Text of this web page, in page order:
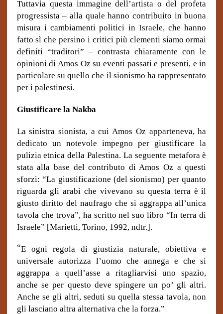
Tuttavia questa immagine dell’artista o del profeta
progressista – alla quale hanno contribuito in buona
misura i cambiamenti politici in Israele, che hanno
fatto sì che persino i critici più clementi siamo ormai
definiti “traditori” – contrasta chiaramente con le
opinioni di Amos Oz su eventi passati e presenti, e in
particolare su quello che il sionismo ha rappresentato
per i palestinesi.
Giustificare la Nakba
La sinistra sionista, a cui Amos Oz apparteneva, ha
dedicato un notevole impegno per giustificare la
pulizia etnica della Palestina. La seguente metafora è
stata alla base del contributo di Amos Oz a questi
sforzi: “La giustificazione (del sionismo) per quanto
riguarda gli arabi che vivevano su questa terra è il
giusto diritto del naufrago che si aggrappa all’unica
tavola che trova”, ha scritto nel suo libro “In terra di
Israele” [Marietti, Torino, 1992, ndtr.].
“E ogni regola di giustizia naturale, obiettiva e
universale autorizza l’uomo che annega e che si
aggrappa a quell’asse a ritagliarvisi uno spazio,
anche se per questo deve spingere un po’ gli altri.
Anche se gli altri, seduti su quella stessa tavola, non
gli lasciano altra alternativa che la forza.”